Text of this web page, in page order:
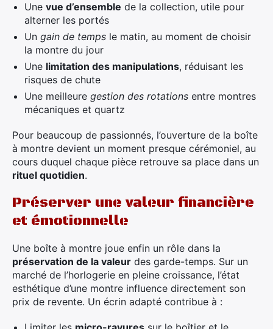
Une vue d’ensemble de la collection, utile pour
alterner les portés
Un gain de temps le matin, au moment de choisir
la montre du jour
Une limitation des manipulations, réduisant les
risques de chute
Une meilleure gestion des rotations entre montres
mécaniques et quartz
Pour beaucoup de passionnés, l’ouverture de la boîte
à montre devient un moment presque cérémoniel, au
cours duquel chaque pièce retrouve sa place dans un
rituel quotidien.
Préserver une valeur financière
et émotionnelle
Une boîte à montre joue enfin un rôle dans la
préservation de la valeur des garde-temps. Sur un
marché de l’horlogerie en pleine croissance, l’état
esthétique d’une montre influence directement son
prix de revente. Un écrin adapté contribue à :